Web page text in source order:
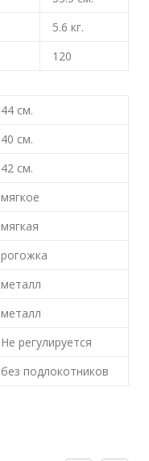
5.6 кг.
120
44 см.
40 см.
42 см.
мягкое
мягкая
рогожка
металл
металл
Не регулируется
без подлокотников